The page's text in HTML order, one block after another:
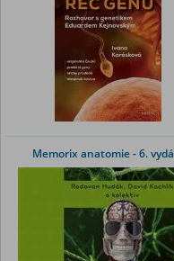
Memorix anatomie - 6.